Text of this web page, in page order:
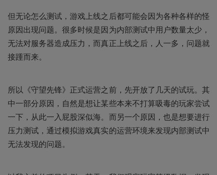
但无论怎么测试，游戏上线之后都可能会因为各种各样的怪
原因出现问题。很多时候是因为内部测试中用户数量太少，
无法对服务器造成压力，而真正上线之后，人一多，问题就
接踵而来。
所以《守望先锋》正式运营之前，先开放了几天的试玩。其
中一部分原因，自然是想让某些本来不打算吸毒的玩家尝试
一下，从此一入屁股深似海。而另一个原因，也是想要进行
压力测试，通过模拟游戏真实的运营环境来发现内部测试中
无法发现的问题。